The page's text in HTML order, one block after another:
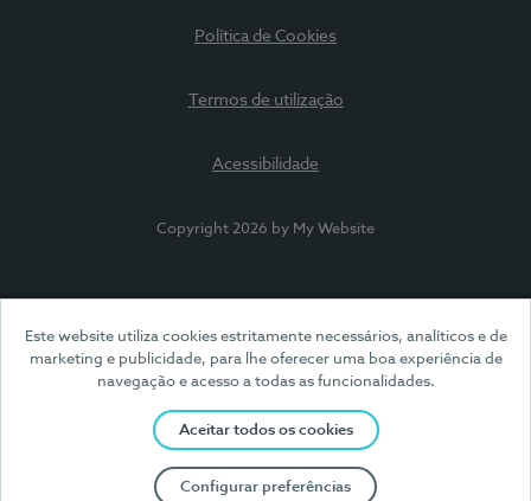
Este website utiliza cookies estritamente necessários, analíticos e de
marketing e publicidade, para lhe oferecer uma boa experiência de
navegação e acesso a todas as funcionalidades.
Aceitar todos os cookies
Configurar preferências
Política de Cookies
Termos de utilização
Acessibilidade
Copyright 2026 by My Website